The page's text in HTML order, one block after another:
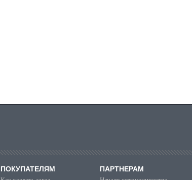
ПОКУПАТЕЛЯМ ПАРТНЕРАМ